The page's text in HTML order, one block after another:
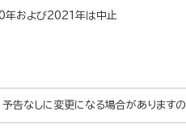
年および2021年は中止
告なしに変更になる場合がありますの